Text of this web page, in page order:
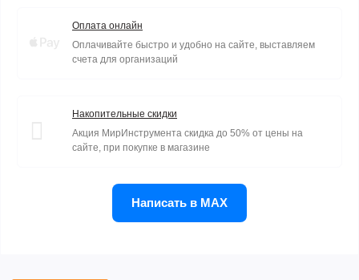
Оплата онлайн
Оплачивайте быстро и удобно на сайте, выставляем
счета для организаций
Накопительные скидки
Акция МирИнструмента скидка до 50% от цены на
сайте, при покупке в магазине
Написать в MAX